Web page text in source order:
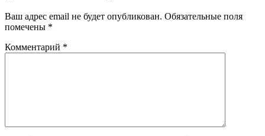
Ваш адрес email не будет опубликован. Обязательные поля
помечены *
Комментарий *